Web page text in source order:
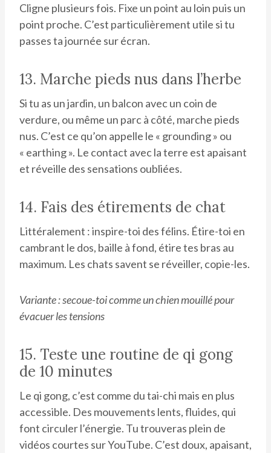
Cligne plusieurs fois. Fixe un point au loin puis un
point proche. C’est particulièrement utile si tu
passes ta journée sur écran.
13. Marche pieds nus dans l’herbe
Si tu as un jardin, un balcon avec un coin de
verdure, ou même un parc à côté, marche pieds
nus. C’est ce qu’on appelle le « grounding » ou
« earthing ». Le contact avec la terre est apaisant
et réveille des sensations oubliées.
14. Fais des étirements de chat
Littéralement : inspire-toi des félins. Étire-toi en
cambrant le dos, baille à fond, étire tes bras au
maximum. Les chats savent se réveiller, copie-les.
Variante : secoue-toi comme un chien mouillé pour
évacuer les tensions
15. Teste une routine de qi gong
de 10 minutes
Le qi gong, c’est comme du tai-chi mais en plus
accessible. Des mouvements lents, fluides, qui
font circuler l’énergie. Tu trouveras plein de
vidéos courtes sur YouTube. C’est doux, apaisant,